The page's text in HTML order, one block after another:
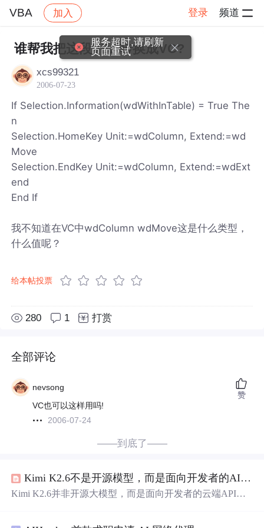
VBA 加入 登录 频道
社区 VBA 帖子详情
谁帮我把这段VBA转换成VC?
xcs99321
2006-07-23
If Selection.Information(wdWithInTable) = True The
n
Selection.HomeKey Unit:=wdColumn, Extend:=wd
Move
Selection.EndKey Unit:=wdColumn, Extend:=wdExt
end
End If
我不知道在VC中wdColumn wdMove这是什么类型，
什么值呢？
给本帖投票
280 1 打赏
全部评论
nevsong
VC也可以这样用吗!
2006-07-24
赞
——到底了——
Kimi K2.6不是开源模型，而是面向开发者的AI工作流引擎
Kimi K2.6并非开源大模型，而是面向开发者的云端API推
服务超时,请刷新
页面重试